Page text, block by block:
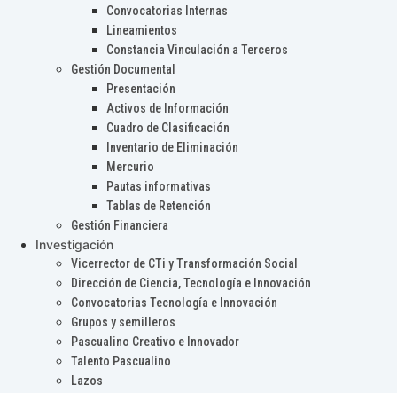
Convocatorias Internas
Lineamientos
Constancia Vinculación a Terceros
Gestión Documental
Presentación
Activos de Información
Cuadro de Clasificación
Inventario de Eliminación
Mercurio
Pautas informativas
Tablas de Retención
Gestión Financiera
Investigación
Vicerrector de CTi y Transformación Social
Dirección de Ciencia, Tecnología e Innovación
Convocatorias Tecnología e Innovación
Grupos y semilleros
Pascualino Creativo e Innovador
Talento Pascualino
Lazos